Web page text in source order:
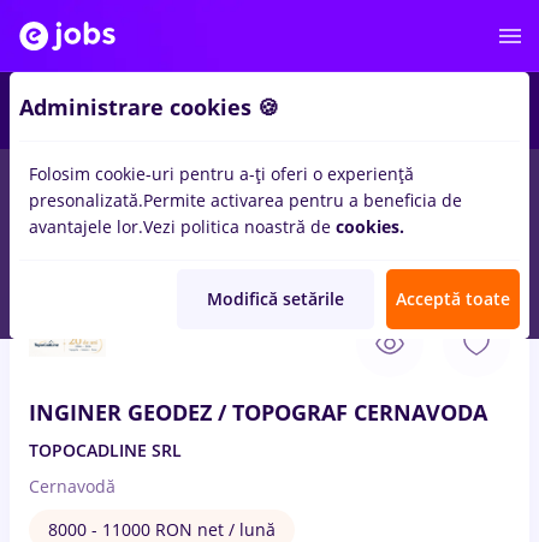
Salarii Remote (de acasă) București Cluj-
INGINER GEODEZ / TOPOGRAF CERNAVODA
TOPOCADLINE SRL
Cernavodă
8000 - 11000 RON net / lună
Administrare cookies 🍪
Folosim cookie-uri pentru a-ți oferi o experiență
presonalizată.Permite activarea pentru a beneficia de
avantajele lor.Vezi politica noastră de cookies.
Modifică setările Acceptă toate